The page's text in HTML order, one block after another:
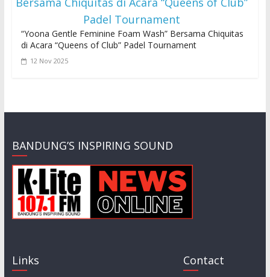
“Yoona Gentle Feminine Foam Wash” Bersama Chiquitas
di Acara “Queens of Club” Padel Tournament
12 Nov 2025
BANDUNG’S INSPIRING SOUND
Links Contact